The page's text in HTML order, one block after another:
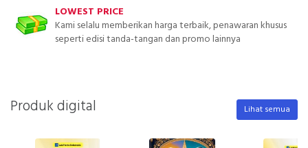
LOWEST PRICE
Kami selalu memberikan harga terbaik, penawaran khusus
seperti edisi tanda-tangan dan promo lainnya
Produk digital Lihat semua